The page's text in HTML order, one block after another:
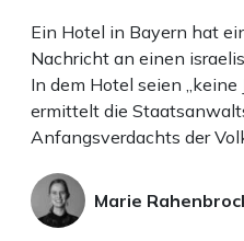
Ein Hotel in Bayern hat
Nachricht an einen
In dem Hotel seien „keine
ermittelt die
Anfangsverdachts der
Marie